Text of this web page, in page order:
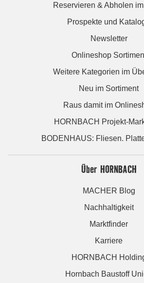
Reservieren & Abholen
Prospekte und
Newsletter
Onlineshop
Weitere Kategorien im
Neu im Sortiment
Raus damit im
HORNBACH Projekt-
BODENHAUS: Fliesen.
Über HORNBACH
MACHER Blog
Nachhaltigkeit
Marktfinder
Karriere
HORNBACH
Hornbach Baustoff